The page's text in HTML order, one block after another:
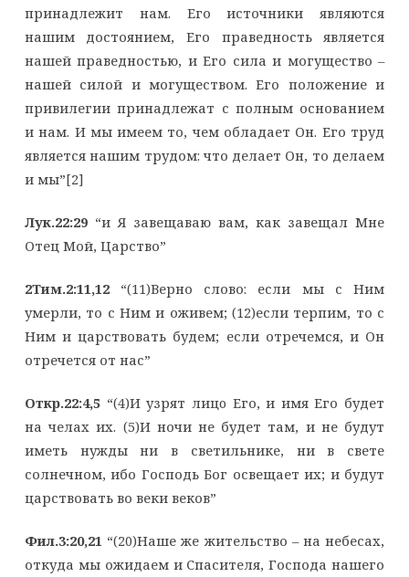
принадлежит нам. Его источники являются
нашим достоянием, Его праведность является
нашей праведностью, и Его сила и могущество –
нашей силой и могуществом. Его положение и
привилегии принадлежат с полным основанием
и нам. И мы имеем то, чем обладает Он. Его труд
является нашим трудом: что делает Он, то делаем
и мы”[2]
Лук.22:29“и Я завещаваю вам, как завещал Мне
Отец Мой, Царство”
2Тим.2:11,12“(11)Верно слово: если мы с Ним
умерли, то с Ним и оживем; (12)если терпим, то с
Ним и царствовать будем; если отречемся, и Он
отречется от нас”
Откр.22:4,5“(4)И узрят лицo Его, и имя Его будет
на челах их. (5)И ночи не будет там, и не будут
иметь нужды ни в светильнике, ни в свете
солнечном, ибо Господь Бог освещает их; и будут
царствовать во веки веков”
Фил.3:20,21“(20)Наше же жительство – на небесах,
откуда мы ожидаем и Спасителя, Господа нашего